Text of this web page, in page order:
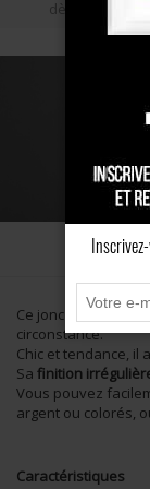
dès 100 €
Ce jonc martelé en
circonstance.
Chic et tendance, il
Sa finition
Vous pouvez
argent ou colorés,
Caractéristiques